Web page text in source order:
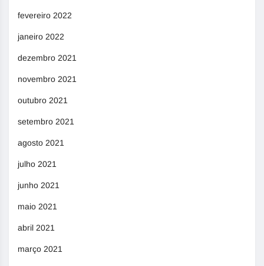
fevereiro 2022
janeiro 2022
dezembro 2021
novembro 2021
outubro 2021
setembro 2021
agosto 2021
julho 2021
junho 2021
maio 2021
abril 2021
março 2021